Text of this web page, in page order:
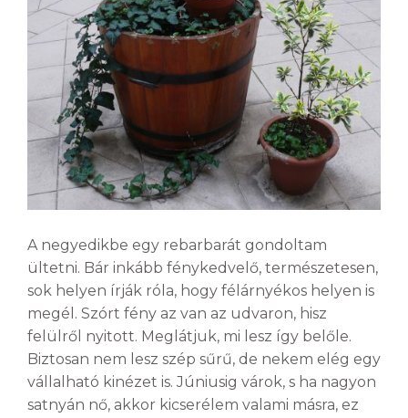
A negyedikbe egy rebarbarát gondoltam
ültetni. Bár inkább fénykedvelő, természetesen,
sok helyen írják róla, hogy félárnyékos helyen is
megél. Szórt fény az van az udvaron, hisz
felülről nyitott. Meglátjuk, mi lesz így belőle.
Biztosan nem lesz szép sűrű, de nekem elég egy
vállalható kinézet is. Júniusig várok, s ha nagyon
satnyán nő, akkor kicserélem valami másra, ez